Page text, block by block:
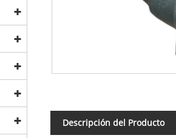
Descripción del Producto